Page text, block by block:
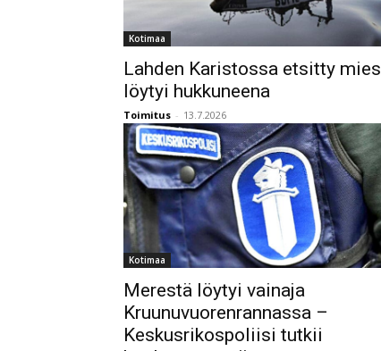
Kotimaa
Lahden Karistossa etsitty mies
löytyi hukkuneena
Toimitus - 13.7.2026
Kotimaa
Merestä löytyi vainaja
Kruunuvuorenrannassa –
Keskusrikospoliisi tutkii